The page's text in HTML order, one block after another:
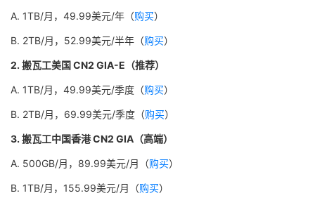
A. 1TB/月，49.99美元/年（购买）
B. 2TB/月，52.99美元/半年（购买）
2. 搬瓦工美国 CN2 GIA-E（推荐）
A. 1TB/月，49.99美元/季度（购买）
B. 2TB/月，69.99美元/季度（购买）
3. 搬瓦工中国香港 CN2 GIA（高端）
A. 500GB/月，89.99美元/月（购买）
B. 1TB/月，155.99美元/月（购买）